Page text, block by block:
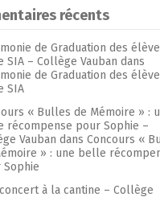
récents
de Graduation des
SIA – Collège Vauban dans
de Graduation des
SIA
« Bulles de Mémoire » :
récompense pour Sophie –
Vauban dans Concours «
» : une belle
Sophie
à la cantine – Collège